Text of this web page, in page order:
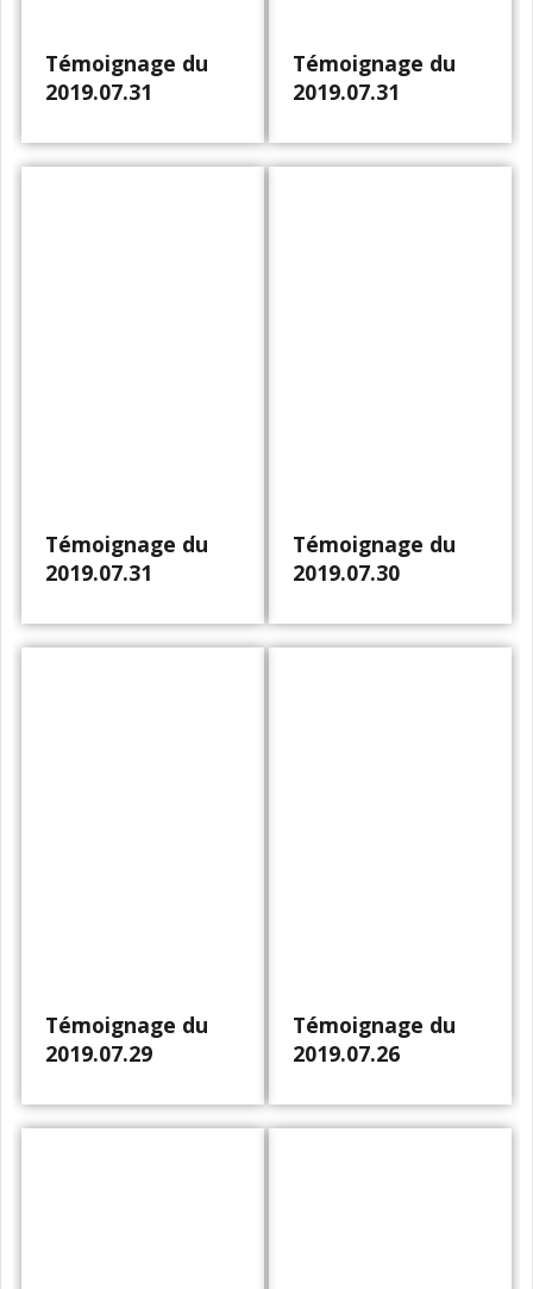
Témoignage du
2019.07.31
Témoignage du
2019.07.31
Témoignage du
2019.07.31
Témoignage du
2019.07.30
Témoignage du
2019.07.29
Témoignage du
2019.07.26